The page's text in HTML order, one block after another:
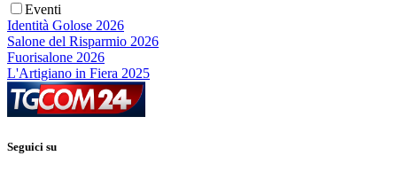
Eventi
Identità Golose 2026
Salone del Risparmio 2026
Fuorisalone 2026
L'Artigiano in Fiera 2025
Seguici su